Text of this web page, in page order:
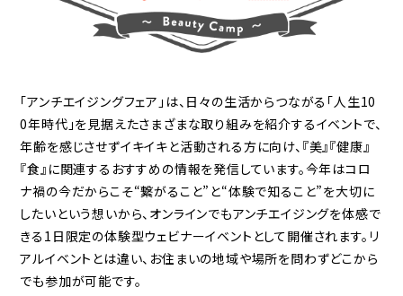
「アンチエイジングフェア」は、日々の生活からつながる「人生10
0年時代」を見据えたさまざまな取り組みを紹介するイベントで、
年齢を感じさせずイキイキと活動される方に向け、『美』『健康』
『食』に関連するおすすめの情報を発信しています。今年はコロ
ナ禍の今だからこそ“繋がること”と“体験で知ること”を大切に
したいという想いから、オンラインでもアンチエイジングを体感で
きる1日限定の体験型ウェビナーイベントとして開催されます。リ
アルイベントとは違い、お住まいの地域や場所を問わずどこから
でも参加が可能です。